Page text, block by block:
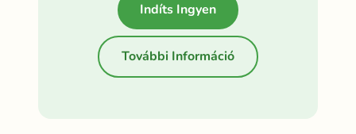
Indíts Ingyen
További Információ